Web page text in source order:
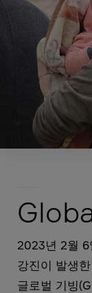
2023년 2월 6
강진이 발생
글로벌 기빙